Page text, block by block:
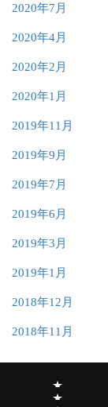
2020年7月
2020年4月
2020年2月
2020年1月
2019年11月
2019年9月
2019年7月
2019年6月
2019年3月
2019年1月
2018年12月
2018年11月